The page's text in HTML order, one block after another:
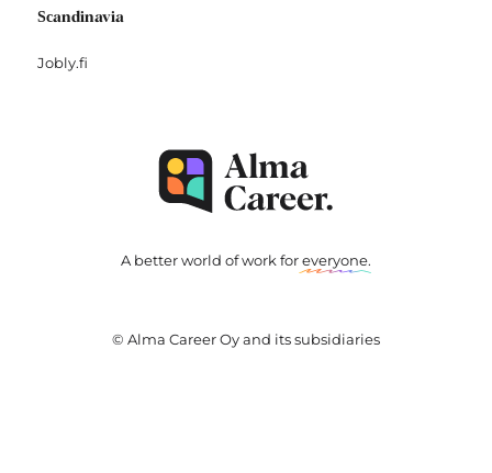
Scandinavia
Jobly.fi
A better world of work foreveryone.
© Alma Career Oy and its subsidiaries